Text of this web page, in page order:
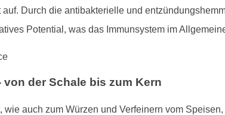
Durch die antibakterielle und
Potential, was das Immunsystem im
der Schale bis zum Kern
auch zum Würzen und Verfeinern vom